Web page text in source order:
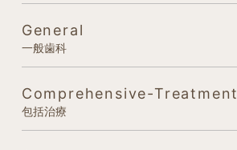
General
一般歯科
Comprehensive-Treatment
包括治療